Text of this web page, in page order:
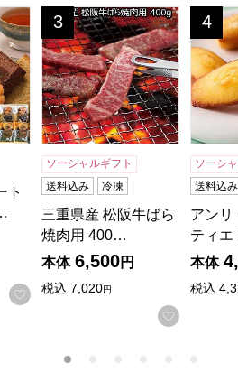
の桃のジェラート【おいしいお
ト 港の風に吹かれて【年間ギフト
ト
お気に入りに登録する
三重県産 松阪牛ばら焼肉用
3
位
ソーシャルギフト
送料込み
冷凍
三重県産 松阪牛ばら
焼肉用 400…
本体 6,500円
税込 7,020円
お気に入
アン
4
位
ソーシ
送料込み
アンリ
ティ
本体
税込